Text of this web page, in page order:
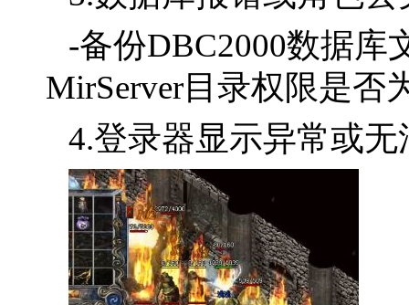
-备份DBC2000数据库
MirServer目录权限是否
4.登录器显示异常或无